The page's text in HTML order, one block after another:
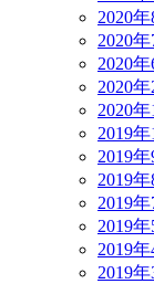
2020年
2020年
2020年
2020年
2020年
2019年
2019年
2019年
2019年
2019年
2019年
2019年